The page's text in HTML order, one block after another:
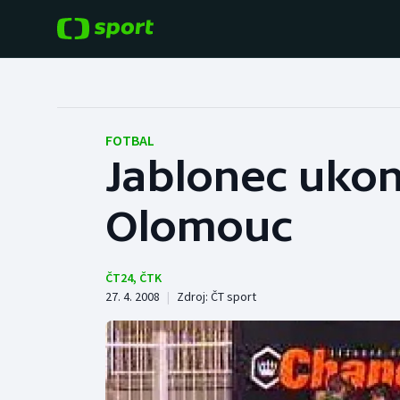
Hokej
Tenis
Cyklistika
Baseball a softbal
Basketbal
Boby a skeleton
Box
FOTBAL
Jablonec
Olomouc
ČT24, ČTK
27. 4. 2008 | Zdroj: ČT sport